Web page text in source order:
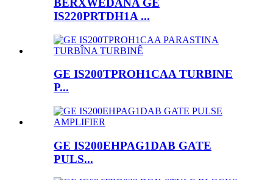
BERXWEDANA GE
IS220PRTDH1A ...
GE IS200TPROH1CAA TURBINE
P...
GE IS200EHPAG1DAB GATE
PULS...